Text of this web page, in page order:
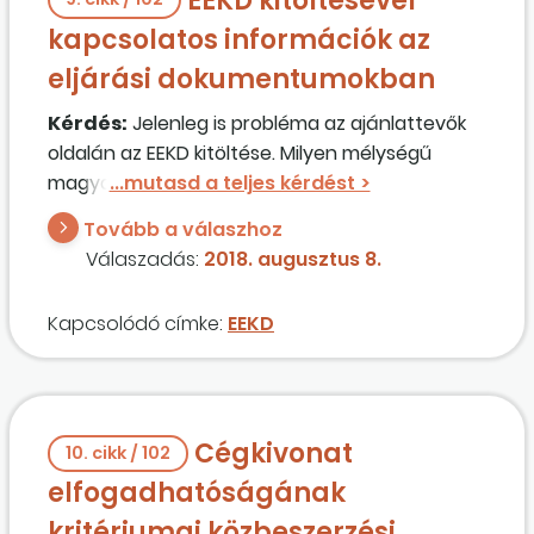
szerint?
kapcsolatos információk az
eljárási dokumentumokban
Kérdés: Jelenleg is probléma az ajánlattevők
oldalán az EEKD kitöltése. Milyen mélységű
magyarázatot kell hozzáfűzni a
dokumentumhoz, elegendő a bizottság saját
bevezetője, ami végül is magyarázatnak
tekinthető?
Tovább a válaszhoz
Válaszadás: 2018. augusztus 8.
Kapcsolódó címke: EEKD
10. cikk / 102
Cégkivonat
elfogadhatóságának